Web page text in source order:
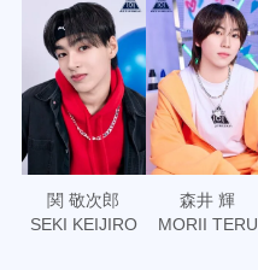
関 敬次郎
SEKI KEIJIRO
森井 輝
MORII TERU